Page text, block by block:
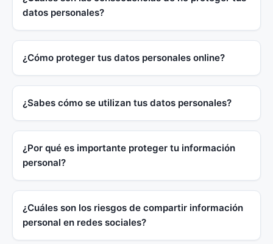
datos personales?
¿Cómo proteger tus datos personales online?
¿Sabes cómo se utilizan tus datos personales?
¿Por qué es importante proteger tu información
personal?
¿Cuáles son los riesgos de compartir información
personal en redes sociales?